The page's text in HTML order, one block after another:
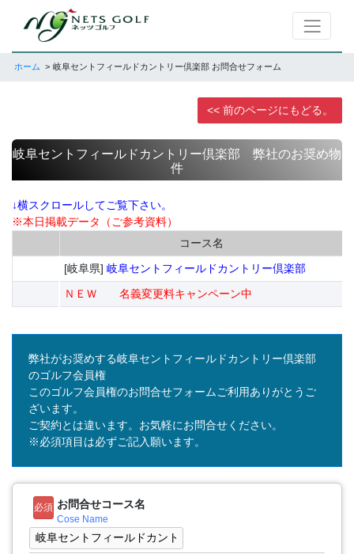
ホーム 岐阜セントフィールドカントリー倶楽部 お問合せフォーム
<< 前のページにもどる。
岐阜セントフィールドカントリー倶楽部 弊社のお奨め物
件
↓横スクロールしてご覧下さい。
※本日掲載データ（ご参考資料）
コース名
[岐阜県] 岐阜セントフィールドカントリー倶楽部
ＮＥＷ 名義変更料キャンペーン中
弊社がお奨めする岐阜セントフィールドカントリー倶楽部
のゴルフ会員権
このゴルフ会員権のお問合せフォームご利用ありがとうご
ざいます。
ご契約とは違います。お気軽にお問合せください。
※必須項目は必ずご記入願います。
必須 お問合せコース名
Cose Name